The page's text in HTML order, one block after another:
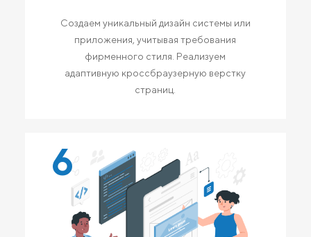
Создаем уникальный дизайн системы или
приложения, учитывая требования
фирменного стиля. Реализуем
адаптивную кроссбраузерную верстку
страниц.
6